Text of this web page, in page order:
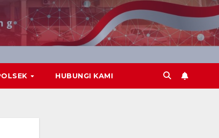
HUBUNGI KAMI